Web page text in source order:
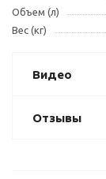
Объем (л)
Вес (кг)
Видео
Отзывы